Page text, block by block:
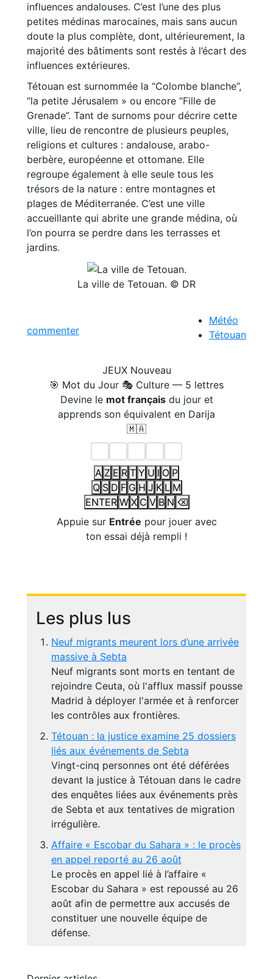
influences andalouses. C’est l’une des plus
petites médinas marocaines, mais sans aucun
doute la plus complète, dont, ultérieurement, la
majorité des bâtiments sont restés à l’écart des
influences extérieures.
Tétouan est surnommée la “Colombe blanche”,
“la petite Jérusalem » ou encore “Fille de
Grenade”. Tant de surnoms pour décrire cette
ville, lieu de rencontre de plusieurs peuples,
religions et cultures : andalouse, arabo-
berbère, européenne et ottomane. Elle
regroupe également à elle seule tous les
trésors de la nature : entre montagnes et
plages de Méditerranée. C’est une ville
accueillante qui abrite une grande médina, où
l’on pourra se perdre dans les terrasses et
jardins.
La ville de Tetouan. © DR
commenter
Météo
Tétouan
JEUX Nouveau
🎯 Mot du Jour 🎭 Culture — 5 lettres
Devine le mot françaisdu jour et
apprends son équivalent en Darija
🇲🇦
A Z E R T Y U I O P
Q S D F G H J K L M
ENTER W X C V B N ⌫
Appuie sur Entrée pour jouer avec
ton essai déjà rempli !
Les plus lus
Neuf migrants meurent lors d’une arrivée
massive à Sebta
Neuf migrants sont morts en tentant de
rejoindre Ceuta, où l'afflux massif pousse
Madrid à déployer l'armée et à renforcer
les contrôles aux frontières.
Tétouan : la justice examine 25 dossiers
liés aux événements de Sebta
Vingt-cinq personnes ont été déférées
devant la justice à Tétouan dans le cadre
des enquêtes liées aux événements près
de Sebta et aux tentatives de migration
irrégulière.
Affaire « Escobar du Sahara » : le procès
en appel reporté au 26 août
Le procès en appel lié à l’affaire «
Escobar du Sahara » est repoussé au 26
août afin de permettre aux accusés de
constituer une nouvelle équipe de
défense.